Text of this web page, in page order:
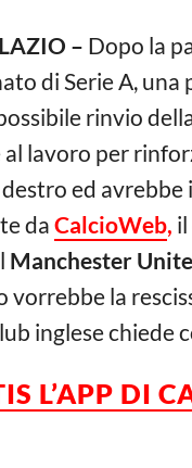
– Dopo la
di Serie A,
rinvio
lavoro per
ed
da CalcioWeb,
Manchester
vorrebbe la
inglese chiede
L’APP DI